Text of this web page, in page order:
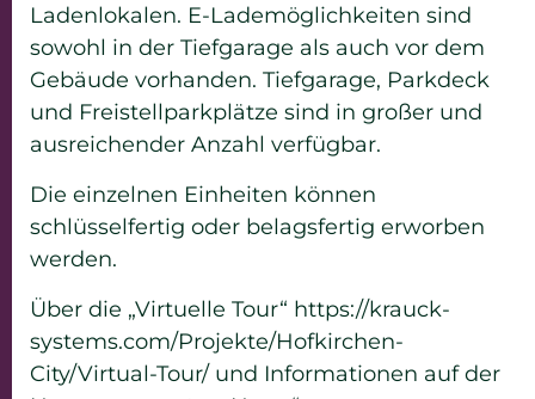
Ladenlokalen. E-Lademöglichkeiten sind
sowohl in der Tiefgarage als auch vor dem
Gebäude vorhanden. Tiefgarage, Parkdeck
und Freistellparkplätze sind in großer und
ausreichender Anzahl verfügbar.
Die einzelnen Einheiten können
schlüsselfertig oder belagsfertig erworben
werden.
Über die „Virtuelle Tour“ https://krauck-
systems.com/Projekte/Hofkirchen-
City/Virtual-Tour/ und Informationen auf der